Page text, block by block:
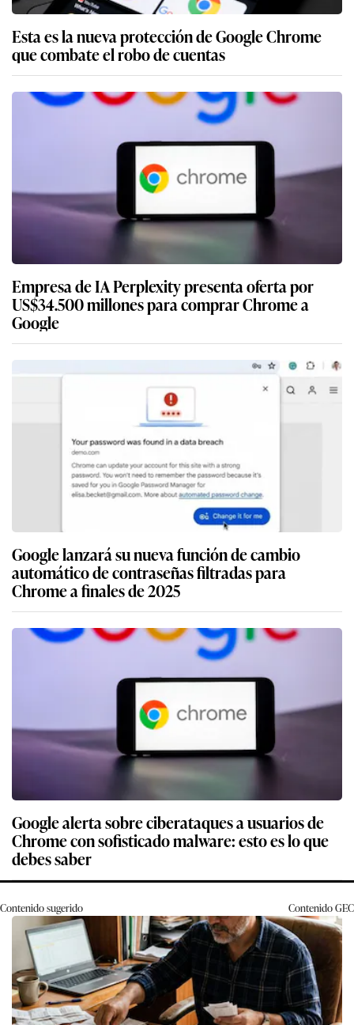
Esta es la nueva protección de Google Chrome
que combate el robo de cuentas
Empresa de IA Perplexity presenta oferta por
US$34.500 millones para comprar Chrome a
Google
Google lanzará su nueva función de cambio
automático de contraseñas filtradas para
Chrome a finales de 2025
Google alerta sobre ciberataques a usuarios de
Chrome con sofisticado malware: esto es lo que
debes saber
Contenido sugerido ContenidoGEC